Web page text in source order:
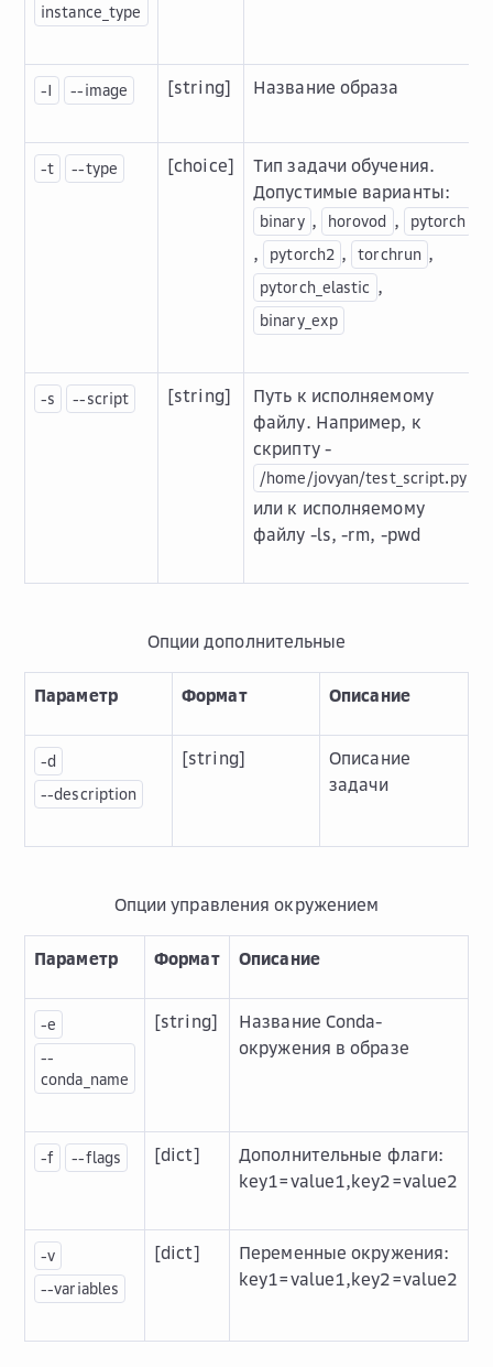
instance_type
-I --image [string] Название образа
-t --type [choice]
Тип задачи обучения.
Допустимые варианты:
binary , horovod , pytorch
, pytorch2 , torchrun ,
pytorch_elastic ,
binary_exp
-s --script [string]
Путь к исполняемому
файлу. Например, к
скрипту -
/home/jovyan/test_scriptꓸpy
или к исполняемому
файлу -ls, -rm, -pwd
Опции дополнительные
Параметр Формат Описание
-d
--description
[string]
Описание
задачи
Опции управления окружением
Параметр Формат Описание
-e
--
conda_name
[string]
Название Conda-
окружения в образе
-f --flags [dict]
Дополнительные флаги:
key1=value1,key2=value2
-v
--variables
[dict]
Переменные окружения:
key1=value1,key2=value2